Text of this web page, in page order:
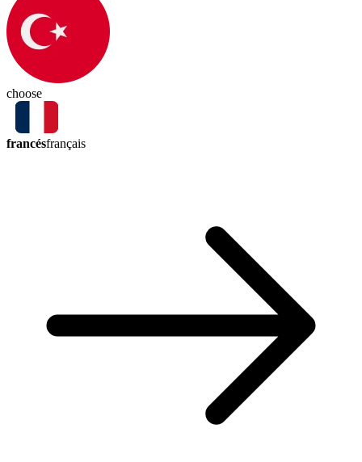
choose
francésfrançais